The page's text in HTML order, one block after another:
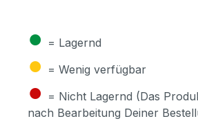
● = Lagernd
● = Wenig verfügbar
● = Nicht Lagernd (Das
nach Bearbeitung Deiner